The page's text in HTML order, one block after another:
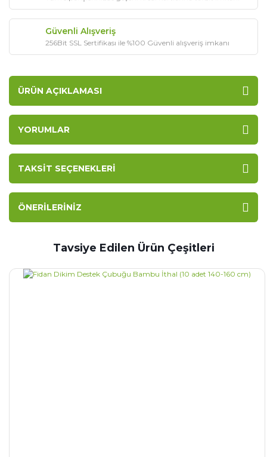
Güvenli Alışveriş
256Bit SSL Sertifikası ile %100 Güvenli alışveriş imkanı
ÜRÜN AÇIKLAMASI
YORUMLAR
TAKSIT SEÇENEKLERI
ÖNERILERINIZ
Tavsiye Edilen Ürün Çeşitleri